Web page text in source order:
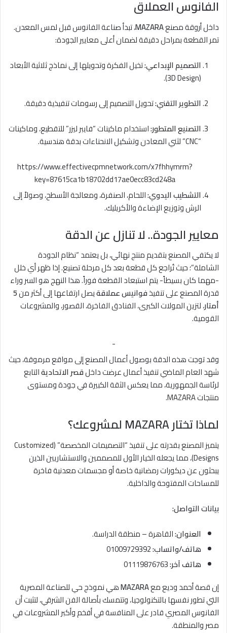
الفانوس العملاق
داخل أروقة مصنعMAZARA، تبدأ صناعة الفانوس قبل لمس المعدن.
تمر القطعة بمراحل دقيقة لضمان أعلى معايير الجودة:
التصميم الإبداعي:تخيل الفكرة وتحويلها إلى نماذج ثلاثية الأبعاد
(3D Design).
التطوير التقني:تحويل التصميم إلى رسومات تنفيذية دقيقة.
التصنيع المتطور:استخدام ماكينات “فايبر ليزر” للتقطيع، وماكينات
“CNC” لثني المعادن وتشكيل الانحناءات بدقة هندسية.
https://www.effectivecpmnetwork.com/x7fhhymrm?
key=87615ca1b18702dd17ae0ecc83cd248a
التشطيب اليدوي:اللحام، الصنفرة، ومعالجة الأسطح، وصولاً إلى
الرش وتوزيع الإضاءة والأكريليك.
معايير الجودة.. لا تنازل عن الدقة
لا يكتفي المصنع بتقديم منتج نهائي، بل يعتمد “نظام الجودة
الشاملة”؛ حيث تُراجع كل قطعة بعد كل مرحلة تصنيع. إذا ظهر أي خلل
-مهما كان بسيطاً- يتم استبعاد القطعة فوراً. هذا النهج هو السر وراء
قدرة المصنع على تنفيذفوانيس عملاقةيصل ارتفاعها إلى أكثر من5
أمتار، لتزين المولات الكبرى، الفنادق الفاخرة، القصور، والمشروعات
القومية.
-
وقد توجت هذه الدقة بوصول أعمال المصنع إلى مواقع مرموقة، حيث
شهد العام الماضي تنفيذ أعمال عرضت داخلقصر الاتحاديةالتابع
لرئاسة الجمهورية، مما يعكس الثقة الكبيرة في جودة ومستوى
منتجات MAZARA.
لماذا تختار MAZARA لمشروعك؟
يتميز المصنع بقدرته على تنفيذ “التصميمات المخصصة” (Customized
Designs)، مما يجعله الخيار الأول للمصممين والاستشاريين الذين
يبحثون عن ديكورات رمضانية خاصة أو مجسمات معدنية فاخرة
للمساحات المفتوحة والداخلية.
بيانات التواصل:
العنوان:القاهرة – منطقة الدراسة.
هاتف/واتساب:
هاتف آخر:
إن قصة أحمد وديع معMAZARAهي نموذج حي للصناعة المصرية
التي تطور نفسها بالتكنولوجيا، وتتمسك بأصالة الفن الشرقي، لتثبت أن
الفانوس المصري قادر على المنافسة في أفخم وأكبر المشروعات في
مصر والمنطقة.